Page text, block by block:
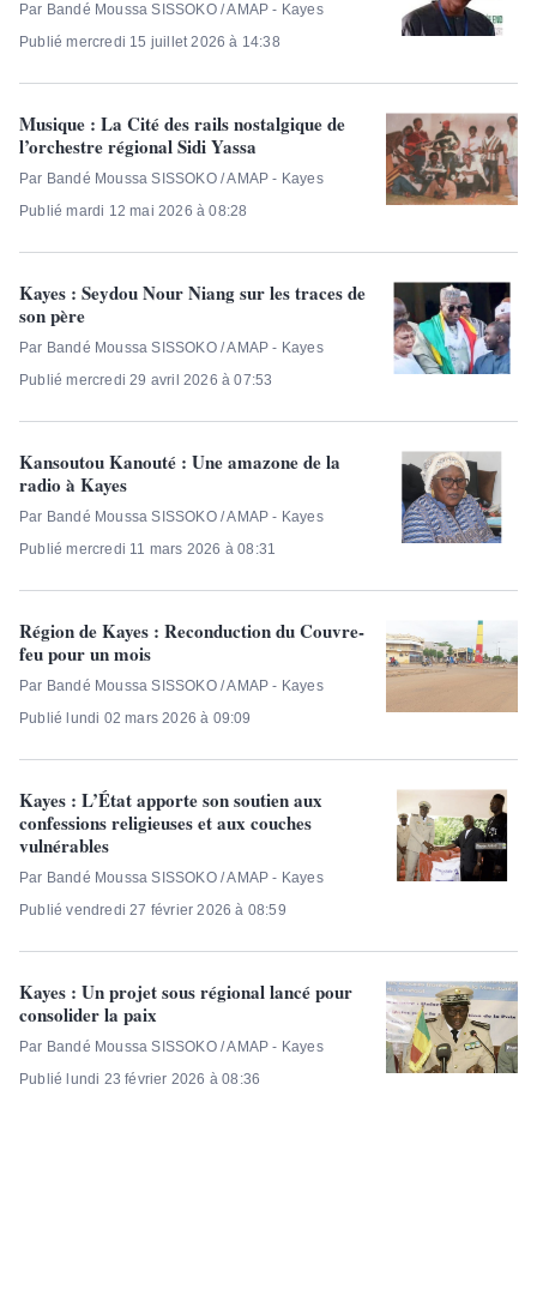
Par Bandé Moussa SISSOKO / AMAP - Kayes
Publié mercredi 15 juillet 2026 à 14:38
Musique : La Cité des rails nostalgique de
l’orchestre régional Sidi Yassa
Par Bandé Moussa SISSOKO / AMAP - Kayes
Publié mardi 12 mai 2026 à 08:28
Kayes : Seydou Nour Niang sur les traces de
son père
Par Bandé Moussa SISSOKO / AMAP - Kayes
Publié mercredi 29 avril 2026 à 07:53
Kansoutou Kanouté : Une amazone de la
radio à Kayes
Par Bandé Moussa SISSOKO / AMAP - Kayes
Publié mercredi 11 mars 2026 à 08:31
Région de Kayes : Reconduction du Couvre-
feu pour un mois
Par Bandé Moussa SISSOKO / AMAP - Kayes
Publié lundi 02 mars 2026 à 09:09
Kayes : L’État apporte son soutien aux
confessions religieuses et aux couches
vulnérables
Par Bandé Moussa SISSOKO / AMAP - Kayes
Publié vendredi 27 février 2026 à 08:59
Kayes : Un projet sous régional lancé pour
consolider la paix
Par Bandé Moussa SISSOKO / AMAP - Kayes
Publié lundi 23 février 2026 à 08:36